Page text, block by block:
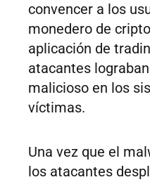
convencer a los
monedero de
aplicación de
atacantes
malicioso en los
víctimas.
Una vez que el
los atacantes